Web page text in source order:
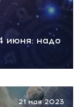
июня: надо
21 мая 2023